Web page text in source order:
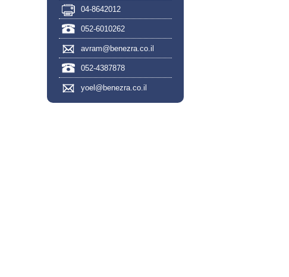
04-8642012
052-6010262
avram@benezra.co.il
052-4387878
yoel@benezra.co.il